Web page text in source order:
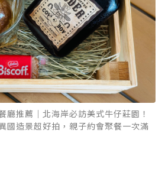
廳推薦｜北海岸必訪美式牛仔莊園！
國造景超好拍，親子約會聚餐一次滿